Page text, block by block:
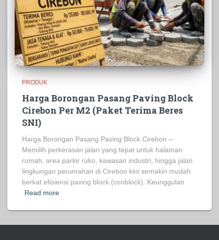
PRODUK
Harga Borongan Pasang Paving Block
Cirebon Per M2 (Paket Terima Beres
SNI)
Harga Borongan Pasang Paving Block Cirebon –
Memilih perkerasan jalan yang tepat untuk halaman
rumah, area parkir ruko, kawasan industri, hingga jalan
lingkungan perumahan di Cirebon kini semakin mudah
berkat efisiensi paving block (conblock). Keunggulan
Read more